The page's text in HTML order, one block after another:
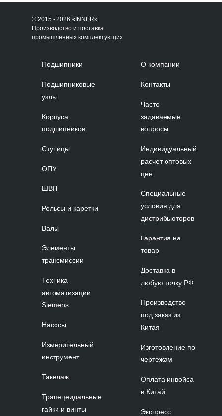
© 2015 - 2026 «INNER»:
Производство и поставка
промышленных комплектующих
Подшипники
Подшипниковые
узлы
Корпуса
подшипников
Ступицы
ОПУ
ШВП
Рельсы и каретки
Валы
Элементы
трансмиссии
Техника
автоматизации
Siemens
Насосы
Измерительный
инструмент
Такелаж
Трапецеидальные
гайки и винты
О компании
Контакты
Часто
задаваемые
вопросы
Индивидуальный
расчет оптовых
цен
Специальные
условия для
дистрибьюторов
Гарантия на
товар
Доставка в
любую точку РФ
Производство
под заказ из
Китая
Изготовление по
чертежам
Оплата инвойса
в Китай
Экспресс